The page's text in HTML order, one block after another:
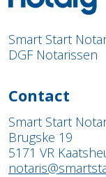
Smart Start
DGF Notarissen
Contact
Smart Start
Brugske 19
5171 VR